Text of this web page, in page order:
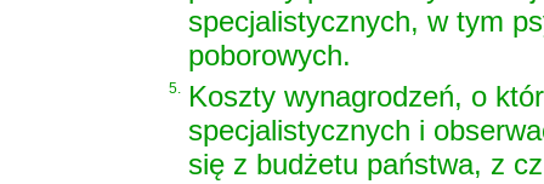
specjalistycznych, w tym
poborowych.
5. Koszty wynagrodzeń, o
specjalistycznych i
się z budżetu państwa, z